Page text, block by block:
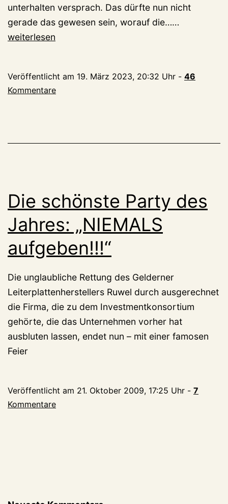
unterhalten versprach. Das dürfte nun nicht
gerade das gewesen sein, worauf die……
sprengt
weiterlesen
Veröffentlicht am 19. März 2023, 20:32 Uhr - 46
Kommentare
Die schönste Party des
Jahres: „NIEMALS
aufgeben!!!“
Die unglaubliche Rettung des Gelderner
Leiterplattenherstellers Ruwel durch ausgerechnet
die Firma, die zu dem Investmentkonsortium
gehörte, die das Unternehmen vorher hat
ausbluten lassen, endet nun – mit einer famosen
Feier
Veröffentlicht am 21. Oktober 2009, 17:25 Uhr - 7
Kommentare